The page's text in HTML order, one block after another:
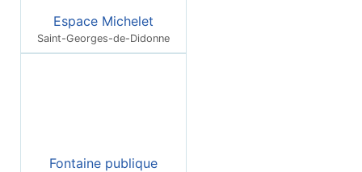
Espace Michelet
Saint-Georges-de-Didonne
Fontaine publique